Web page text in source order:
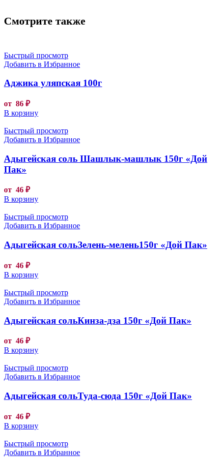
Смотрите также
Быстрый просмотр
Добавить в Избранное
Аджика уляпская 100г
от 86 ₽
В корзину
Быстрый просмотр
Добавить в Избранное
Адыгейская соль Шашлык-машлык 150г «Дой
Пак»
от 46 ₽
В корзину
Быстрый просмотр
Добавить в Избранное
Адыгейская сольЗелень-мелень150г «Дой Пак»
от 46 ₽
В корзину
Быстрый просмотр
Добавить в Избранное
Адыгейская сольКинза-дза 150г «Дой Пак»
от 46 ₽
В корзину
Быстрый просмотр
Добавить в Избранное
Адыгейская сольТуда-сюда 150г «Дой Пак»
от 46 ₽
В корзину
Быстрый просмотр
Добавить в Избранное